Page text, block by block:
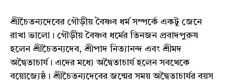
শ্রীচৈতন্যদেবের গৌড়ীয় বৈষ্ণব ধর্ম সম্পর্কে একটু জেনে
রাখা ভালো। গৌড়ীয় বৈষ্ণব ধর্মের তিনজন প্রবাদপুরুষ
হলেন শ্রীচৈতন্যদেব, শ্রীপাদ নিত্যানন্দ এবং শ্রীমদ
অদ্বৈতাচার্য। এদের মধ্যে অদ্বৈতাচার্য হলেন সবথেকে
বয়োজ্যেষ্ঠ। শ্রীচৈতন্যদেবের জন্মের সময় অদ্বৈতাচার্যর বয়স